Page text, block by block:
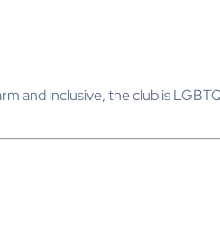
and inclusive, the club is